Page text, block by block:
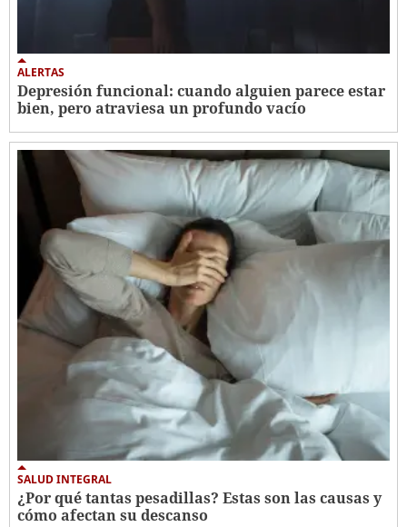
ALERTAS
Depresión funcional: cuando alguien parece estar
bien, pero atraviesa un profundo vacío
SALUD INTEGRAL
¿Por qué tantas pesadillas? Estas son las causas y
cómo afectan su descanso